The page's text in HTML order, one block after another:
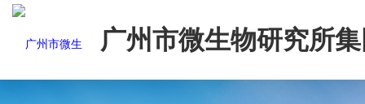
广州市微生物研究所